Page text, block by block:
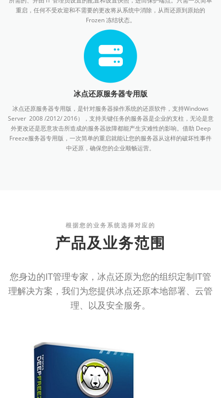
重启，任何不受欢迎和不需要的更改将从系统中消除，从而还原到原始的
Frozen 冻结状态。
冰点还原服务器专用版
冰点还原服务器专用版，是针对服务器操作系统的还原软件，支持Windows
Server 2008 /2012/ 2016），支持关键任务的服务器是企业的支柱，无论是意
外更改还是恶意攻击所造成的服务器故障都能产生灾难性的影响。借助 Deep
Freeze服务器专用版，一次简单的重启就能让您的服务器从这样的破坏性事件
中还原，确保您的企业顺畅运营。
根据您的业务系统选择对应的
产品及业务范围
您身边的IT管理专家，冰点还原为您的组织定制IT管
理解决方案，我们为您提供冰点还原本地部署、云管
理、以及安全服务。